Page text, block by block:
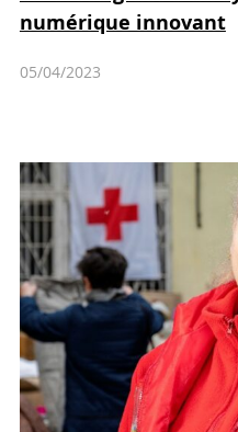
numérique innovant
05/04/2023